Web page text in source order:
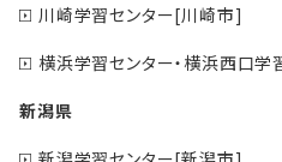
川崎学習センター[川崎市]
横浜学習センター・横浜西口
新潟県